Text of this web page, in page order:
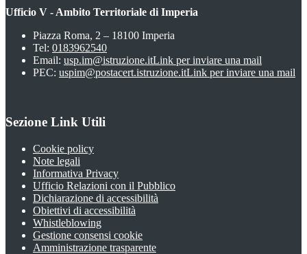
Ufficio V - Ambito Territoriale di Imperia
Piazza Roma, 2 – 18100 Imperia
Tel: 0183962540
Email: usp.im@istruzione.itLink per inviare una mail
PEC: uspim@postacert.istruzione.itLink per inviare una mail
Sezione Link Utili
Cookie policy
Note legali
Informativa Privacy
Ufficio Relazioni con il Pubblico
Dichiarazione di accessibilità
Obiettivi di accessibilità
Whistleblowing
Gestione consensi cookie
Amministrazione trasparente